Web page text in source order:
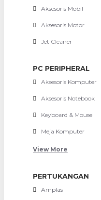
Aksesoris Mobil
Aksesoris Motor
Jet Cleaner
PC PERIPHERAL
Aksesoris Komputer
Aksesoris Notebook
Keyboard & Mouse
Meja Komputer
View More
PERTUKANGAN
Amplas